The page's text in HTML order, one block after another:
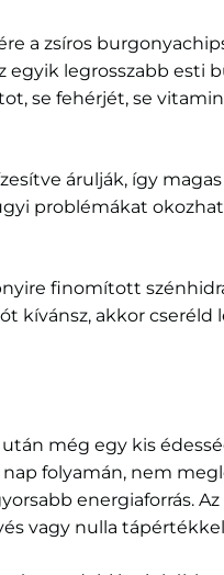
a zsíros
egyik legrosszabb
se fehérjét, se
árulják, így
problémákat
finomított
kívánsz, akkor cseréld
után még egy kis
folyamán, nem
energiaforrás.
vagy nulla